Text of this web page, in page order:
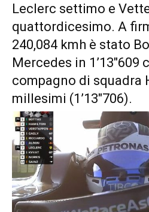
Leclerc settimo e
quattordicesimo. A
240,084 kmh è stato
Mercedes in 1’13″609
compagno di squadra
millesimi (1’13″706).